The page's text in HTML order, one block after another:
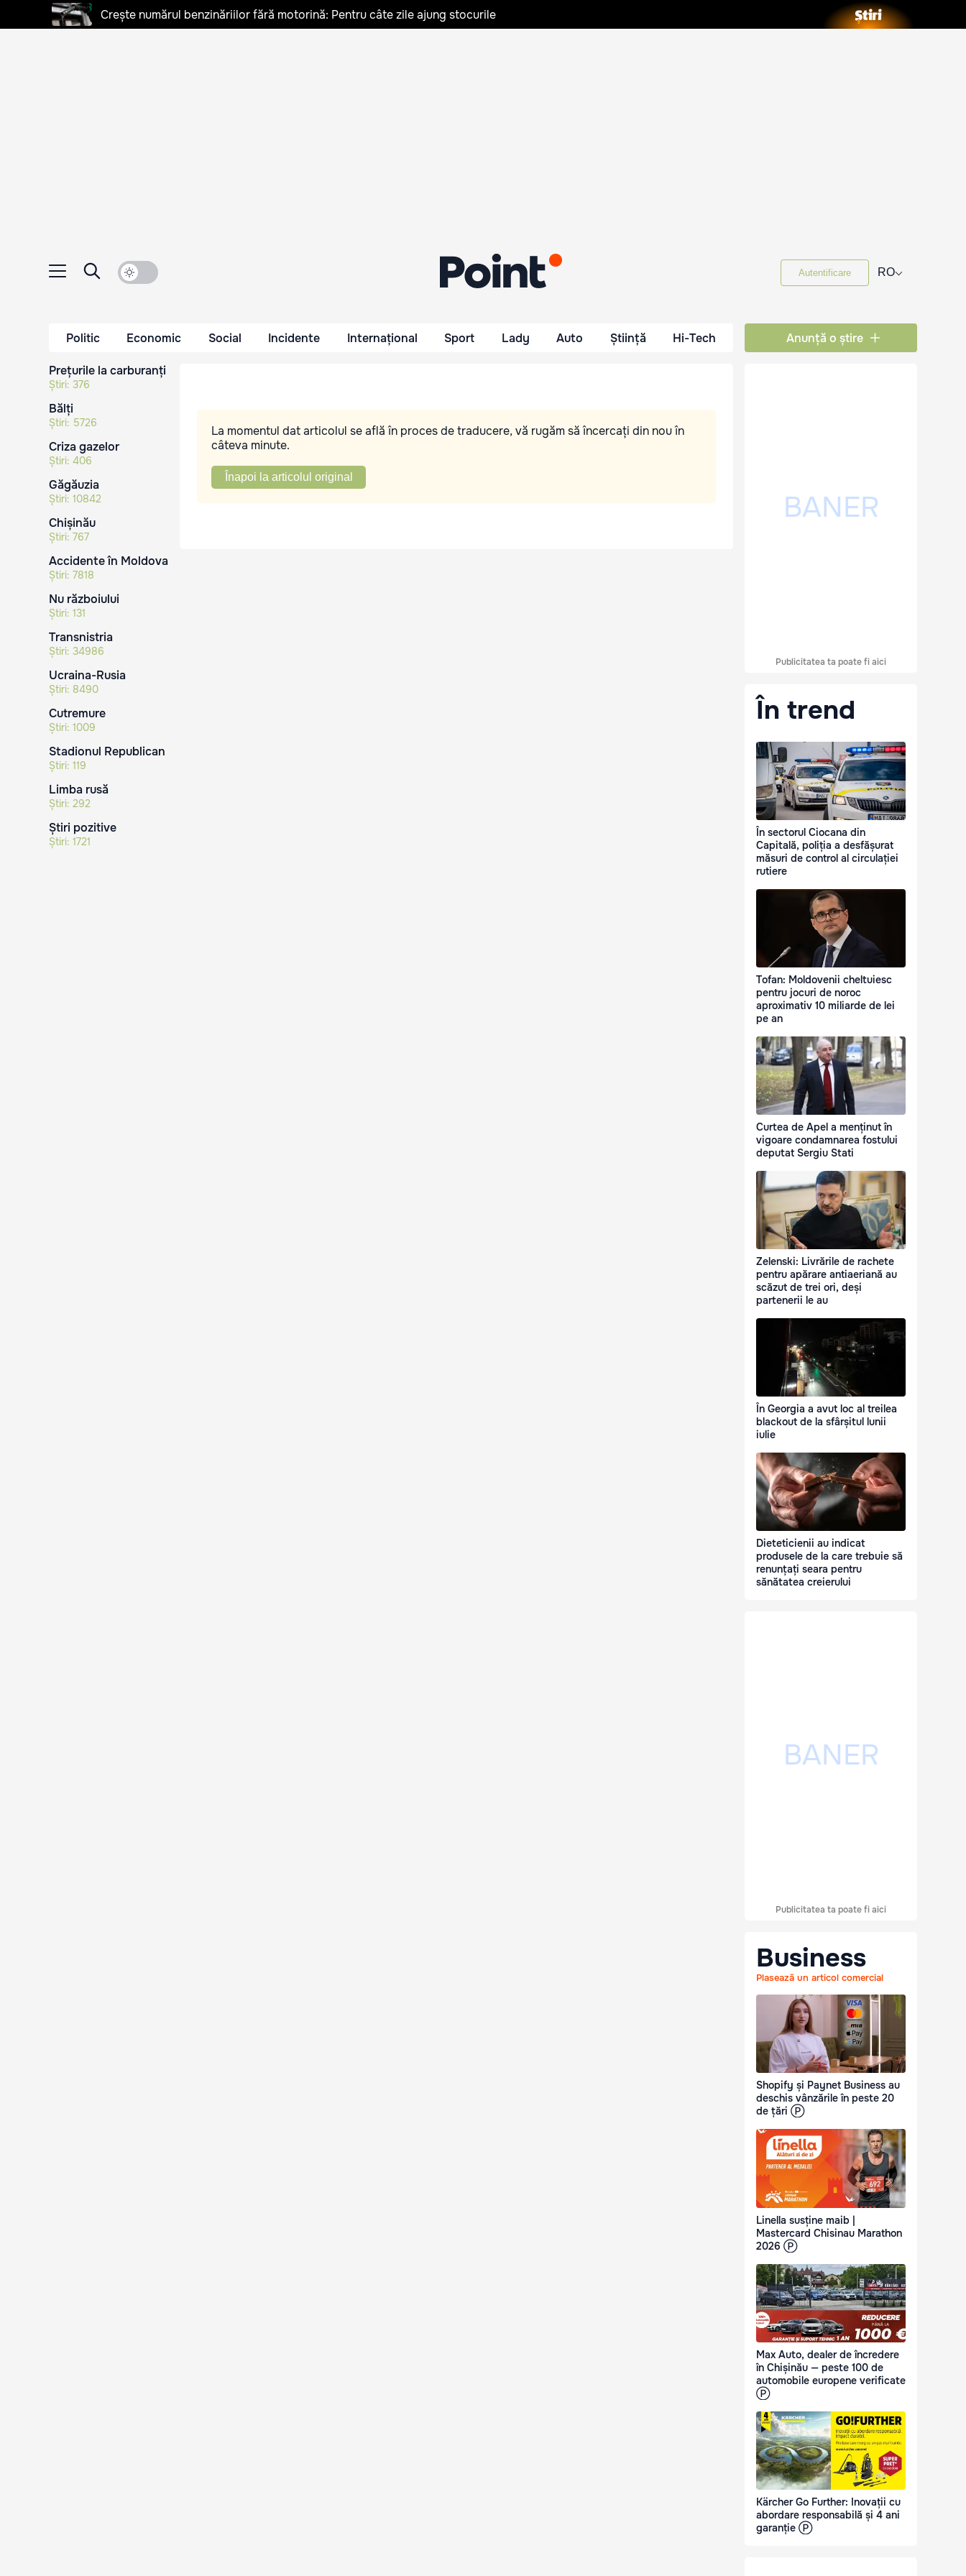
Crește numărul benzinăriilor fără motorină: Pentru câte zile ajung stocurile
Autentificare RO⌵
Politic Economic Social Incidente Internațional Sport Lady Auto Știință Hi-Tech Anunță o știre
Prețurile la carburanți
Știri: 376
Bălți
Știri: 5726
Criza gazelor
Știri: 406
Găgăuzia
Știri: 10842
Chișinău
Știri: 767
Accidente în Moldova
Știri: 7818
Nu războiului
Știri: 131
Transnistria
Știri: 34986
Ucraina-Rusia
Știri: 8490
Cutremure
Știri: 1009
Stadionul Republican
Știri: 119
Limba rusă
Știri: 292
Știri pozitive
Știri: 1721
La momentul dat articolul se află în proces de traducere, vă rugăm să încercați din nou în
câteva minute.
Înapoi la articolul original
Publicitatea ta poate fi aici
În trend
În sectorul Ciocana din
Capitală, poliția a desfășurat
măsuri de control al circulației
rutiere
Tofan: Moldovenii cheltuiesc
pentru jocuri de noroc
aproximativ 10 miliarde de lei
pe an
Curtea de Apel a menținut în
vigoare condamnarea fostului
deputat Sergiu Stati
Zelenski: Livrările de rachete
pentru apărare antiaeriană au
scăzut de trei ori, deși
partenerii le au
În Georgia a avut loc al treilea
blackout de la sfârșitul lunii
iulie
Dieteticienii au indicat
produsele de la care trebuie să
renunțați seara pentru
sănătatea creierului
Publicitatea ta poate fi aici
Business
Plasează un articol comercial
Shopify și Paynet Business au
deschis vânzările în peste 20
de țări Ⓟ
Linella susține maib |
Mastercard Chisinau Marathon
2026 Ⓟ
Max Auto, dealer de încredere
în Chișinău — peste 100 de
automobile europene verificate
Ⓟ
Kärcher Go Further: Inovații cu
abordare responsabilă și 4 ani
garanție Ⓟ